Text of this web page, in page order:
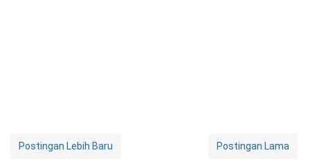
Postingan Lebih Baru Postingan Lama